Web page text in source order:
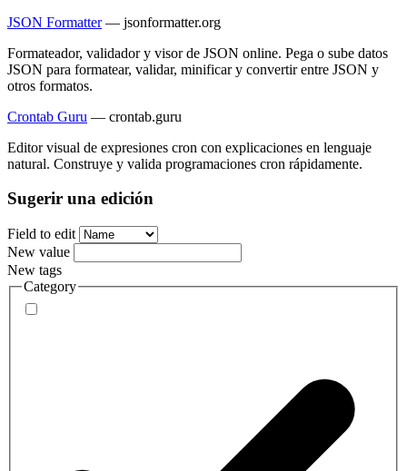
JSON Formatter — jsonformatter.org
Formateador, validador y visor de JSON online. Pega o sube datos
JSON para formatear, validar, minificar y convertir entre JSON y
otros formatos.
Crontab Guru — crontab.guru
Editor visual de expresiones cron con explicaciones en lenguaje
natural. Construye y valida programaciones cron rápidamente.
Sugerir una edición
Field to edit
New value
New tags
Category